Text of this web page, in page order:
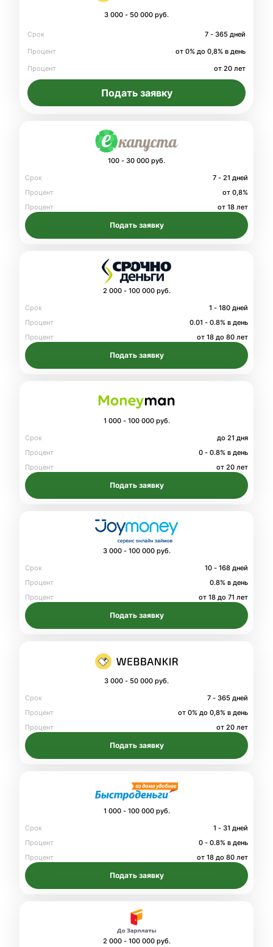
3 000 - 50 000 руб.
Срок
7 - 365 дней
Процент
от 0% до 0,8% в день
Процент
от 20 лет
Подать заявку
100 - 30 000 руб.
Срок
7 - 21 дней
Процент
от 0,8%
Процент
от 18 лет
Подать заявку
2 000 - 100 000 руб.
Срок
1 - 180 дней
Процент
0.01 - 0.8% в день
Процент
от 18 до 80 лет
Подать заявку
1 000 - 100 000 руб.
Срок
до 21 дня
Процент
0 - 0.8% в день
Процент
от 20 лет
Подать заявку
3 000 - 100 000 руб.
Срок
10 - 168 дней
Процент
0.8% в день
Процент
от 18 до 71 лет
Подать заявку
3 000 - 50 000 руб.
Срок
7 - 365 дней
Процент
от 0% до 0,8% в день
Процент
от 20 лет
Подать заявку
1 000 - 100 000 руб.
Срок
1 - 31 дней
Процент
0 - 0.8% в день
Процент
от 18 до 80 лет
Подать заявку
2 000 - 100 000 руб.